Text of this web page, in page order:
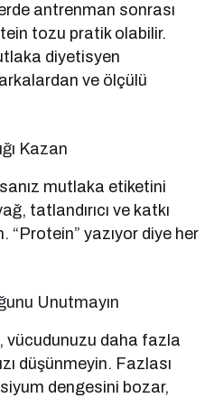
antrenman sonrası
tozu pratik olabilir.
diyetisyen
ve ölçülü
Kazan
mutlaka etiketini
tatlandırıcı ve katkı
“Protein” yazıyor diye her
Unutmayın
vücudunuzu daha fazla
düşünmeyin. Fazlası
dengesini bozar,